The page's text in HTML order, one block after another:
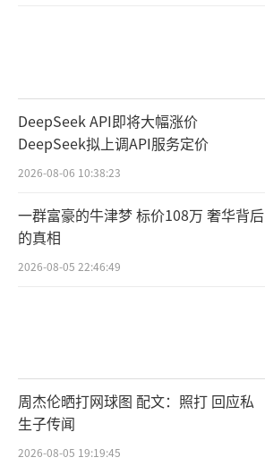
DeepSeek API即将大幅涨价
DeepSeek拟上调API服务定价
2026-08-06 10:38:23
一群富豪的牛津梦 标价108万 奢华背后
的真相
2026-08-05 22:46:49
周杰伦晒打网球图 配文：照打 回应私
生子传闻
2026-08-05 19:19:45